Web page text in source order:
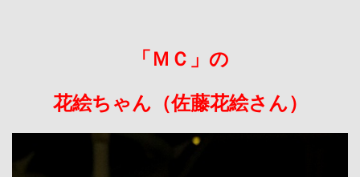
「ＭＣ」の
花絵ちゃん（佐藤花絵さん）